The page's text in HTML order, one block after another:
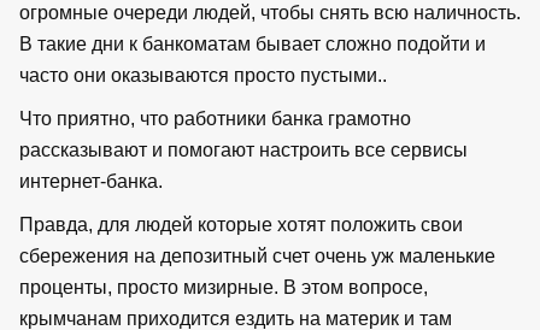
огромные очереди людей, чтобы снять всю наличность.
В такие дни к банкоматам бывает сложно подойти и
часто они оказываются просто пустыми..
Что приятно, что работники банка грамотно
рассказывают и помогают настроить все сервисы
интернет-банка.
Правда, для людей которые хотят положить свои
сбережения на депозитный счет очень уж маленькие
проценты, просто мизирные. В этом вопросе,
крымчанам приходится ездить на материк и там